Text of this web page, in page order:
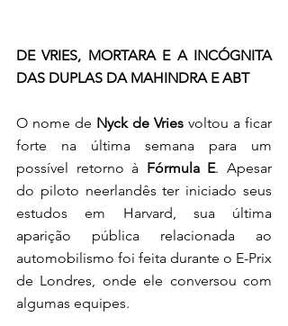
DE VRIES, MORTARA E A INCÓGNITA
DAS DUPLAS DA MAHINDRA E ABT
O nome de Nyck de Vries voltou a ficar
forte na última semana para um
possível retorno à Fórmula E. Apesar
do piloto neerlandês ter iniciado seus
estudos em Harvard, sua última
aparição pública relacionada ao
automobilismo foi feita durante o E-Prix
de Londres, onde ele conversou com
algumas equipes.